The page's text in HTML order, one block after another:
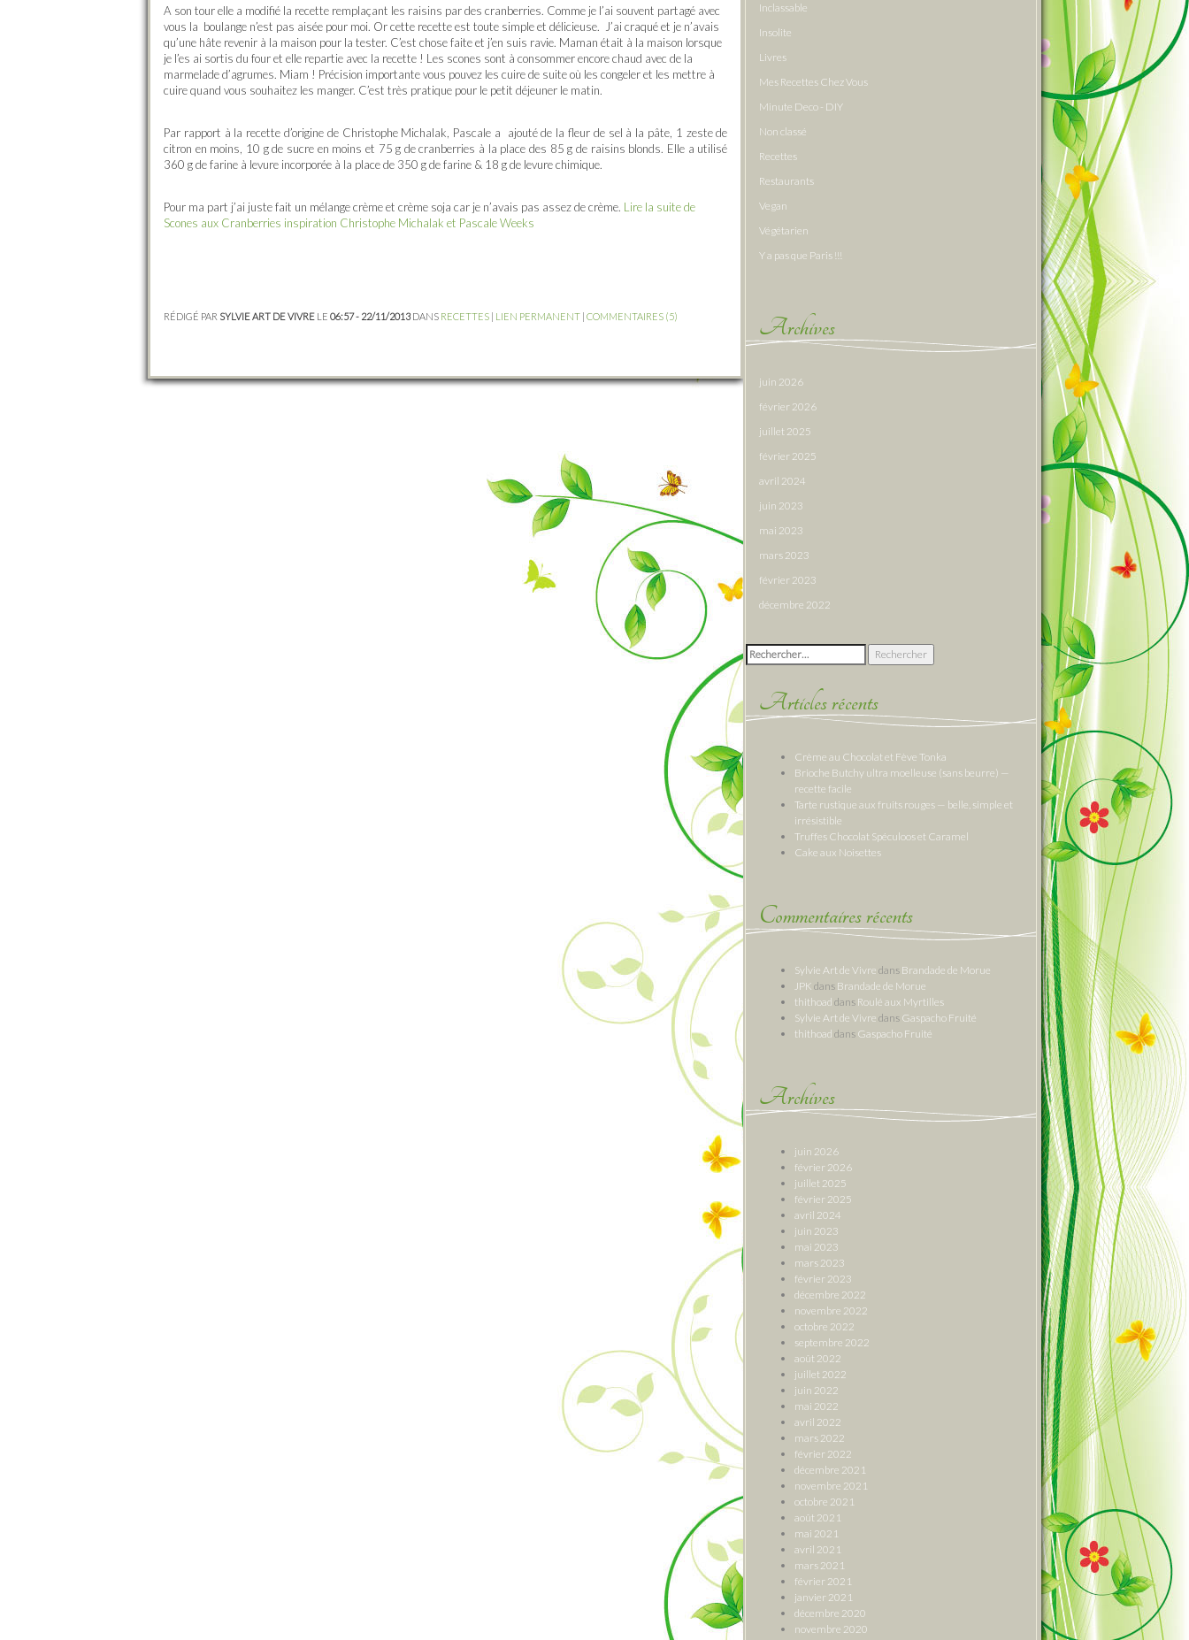
A son tour elle a modifié la recette remplaçant les raisins par des cranberries. Comme je l’ai souvent partagé avec
vous la boulange n’est pas aisée pour moi. Or cette recette est toute simple et délicieuse. J’ai craqué et je n’avais
qu’une hâte revenir à la maison pour la tester. C’est chose faite et j’en suis ravie. Maman était à la maison lorsque
je l’es ai sortis du four et elle repartie avec la recette ! Les scones sont à consommer encore chaud avec de la
marmelade d’agrumes. Miam ! Précision importante vous pouvez les cuire de suite où les congeler et les mettre à
cuire quand vous souhaitez les manger. C’est très pratique pour le petit déjeuner le matin.
Par rapport à la recette d’origine de Christophe Michalak, Pascale a ajouté de la fleur de sel à la pâte, 1 zeste de
citron en moins, 10 g de sucre en moins et 75 g de cranberries à la place des 85 g de raisins blonds. Elle a utilisé
360 g de farine à levure incorporée à la place de 350 g de farine & 18 g de levure chimique.
Pour ma part j’ai juste fait un mélange crème et crème soja car je n’avais pas assez de crème. Lire la suite de
Scones aux Cranberries inspiration Christophe Michalak et Pascale Weeks
RÉDIGÉ PAR SYLVIE ART DE VIVRE LE 06:57 - 22/11/2013DANS RECETTES | LIEN PERMANENT | COMMENTAIRES (5)
Inclassable
Insolite
Livres
Mes Recettes Chez Vous
Minute Deco - DIY
Non classé
Recettes
Restaurants
Vegan
Végétarien
Y a pas que Paris !!!
Archives
juin 2026
février 2026
juillet 2025
février 2025
avril 2024
juin 2023
mai 2023
mars 2023
février 2023
décembre 2022
Rechercher :
Articles récents
Crème au Chocolat et Fève Tonka
Brioche Butchy ultra moelleuse (sans beurre) —
recette facile
Tarte rustique aux fruits rouges — belle, simple et
irrésistible
Truffes Chocolat Spéculoos et Caramel
Cake aux Noisettes
Commentaires récents
Sylvie Art de Vivre dans Brandade de Morue
JPK dans Brandade de Morue
thithoad dans Roulé aux Myrtilles
Sylvie Art de Vivre dans Gaspacho Fruité
thithoad dans Gaspacho Fruité
Archives
juin 2026
février 2026
juillet 2025
février 2025
avril 2024
juin 2023
mai 2023
mars 2023
février 2023
décembre 2022
novembre 2022
octobre 2022
septembre 2022
août 2022
juillet 2022
juin 2022
mai 2022
avril 2022
mars 2022
février 2022
décembre 2021
novembre 2021
octobre 2021
août 2021
mai 2021
avril 2021
mars 2021
février 2021
janvier 2021
décembre 2020
novembre 2020